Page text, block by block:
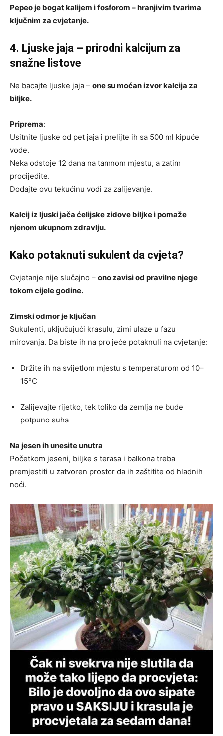
Pepeo je bogat kalijem i fosforom – hranjivim tvarima
ključnim za cvjetanje.
4. Ljuske jaja – prirodni kalcijum za
snažne listove
Ne bacajte ljuske jaja – one su moćan izvor kalcija za
biljke.
Priprema:
Usitnite ljuske od pet jaja i prelijte ih sa 500 ml kipuće
vode.
Neka odstoje 12 dana na tamnom mjestu, a zatim
procijedite.
Dodajte ovu tekućinu vodi za zalijevanje.
Kalcij iz ljuski jača ćelijske zidove biljke i pomaže
njenom ukupnom zdravlju.
Kako potaknuti sukulent da cvjeta?
Cvjetanje nije slučajno – ono zavisi od pravilne njege
tokom cijele godine.
Zimski odmor je ključan
Sukulenti, uključujući krasulu, zimi ulaze u fazu
mirovanja. Da biste ih na proljeće potaknuli na cvjetanje:
Držite ih na svijetlom mjestu s temperaturom od 10–
15°C
Zalijevajte rijetko, tek toliko da zemlja ne bude
potpuno suha
Na jesen ih unesite unutra
Početkom jeseni, biljke s terasa i balkona treba
premjestiti u zatvoren prostor da ih zaštitite od hladnih
noći.